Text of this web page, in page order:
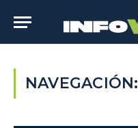
NAVEGACIÓN: